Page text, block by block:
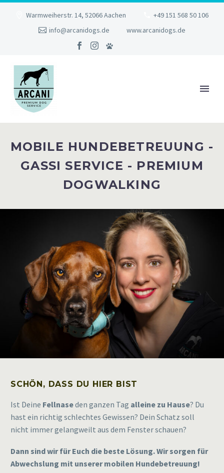
Warmweiherstr. 14, 52066 Aachen
+49 151 568 50 106
info@arcanidogs.de
www.arcanidogs.de
MOBILE HUNDEBETREUUNG -
GASSI SERVICE - PREMIUM
DOGWALKING
SCHÖN, DASS DU HIER BIST
Ist Deine Fellnaseden ganzen Tag alleine zu Hause? Du
hast ein richtig schlechtes Gewissen? Dein Schatz soll
nicht immer gelangweilt aus dem Fenster schauen?
Dann sind wir für Euch die beste Lösung. Wir sorgen für
Abwechslung mit unserer mobilen Hundebetreuung!